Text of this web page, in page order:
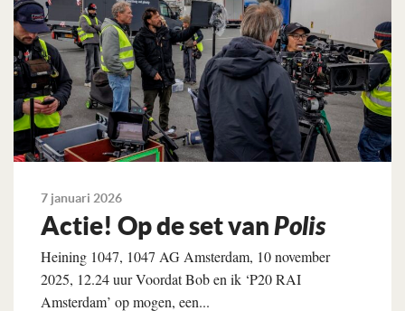
7 januari 2026
Actie! Op de set vanPolis
Heining 1047, 1047 AG Amsterdam, 10 november
2025, 12.24 uur Voordat Bob en ik ‘P20 RAI
Amsterdam’ op mogen, een...